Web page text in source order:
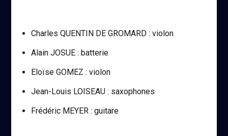
Charles QUENTIN DE GROMARD : violon
Alain JOSUE : batterie
Eloïse GOMEZ : violon
Jean-Louis LOISEAU : saxophones
Frédéric MEYER : guitare